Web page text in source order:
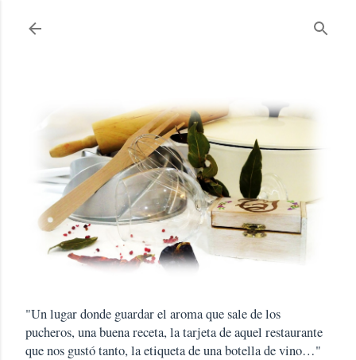
"Un lugar donde guardar el aroma que sale de los
pucheros, una buena receta, la tarjeta de aquel restaurante
que nos gustó tanto, la etiqueta de una botella de vino…"